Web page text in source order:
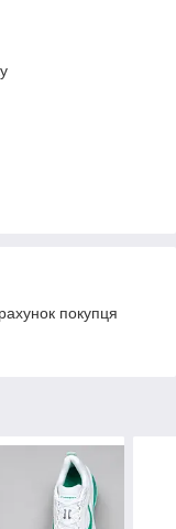
покупця